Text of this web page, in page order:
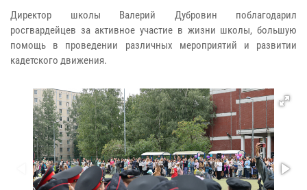
Директор школы Валерий Дубровин поблагодарил
росгвардейцев за активное участие в жизни школы, большую
помощь в проведении различных мероприятий и развитии
кадетского движения.